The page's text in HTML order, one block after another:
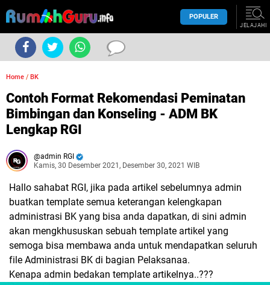
POPULER
JELAJAHI
Home / BK
Contoh Format Rekomendasi Peminatan
Bimbingan dan Konseling - ADM BK
Lengkap RGI
admin RGI
Kamis, 30 Desember 2021, Desember 30, 2021 WIB
Hallo sahabat RGI, jika pada artikel sebelumnya admin
buatkan template semua keterangan kelengkapan
administrasi BK yang bisa anda dapatkan, di sini admin
akan mengkhususkan sebuah template artikel yang
semoga bisa membawa anda untuk mendapatkan seluruh
file Administrasi BK di bagian Pelaksanaa.
Kenapa admin bedakan template artikelnya..???